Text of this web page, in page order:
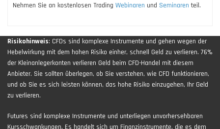
Nehmen Sie an kostenlosen Trading Webinaren und Seminaren teil.
Risikohinweis: CFDs sind komplexe Instrumente und gehen wegen der
Hebelwirkung mit dem hohen Risiko einher, schnell Geld zu verlieren. 76%
der Kleinanlegerkonten verlieren Geld beim CFD-Handel mit diesem
Anbieter. Sie sollten überlegen, ob Sie verstehen, wie CFD funktionieren,
und ob Sie es sich leisten können, das hohe Risiko einzugehen, Ihr Geld
zu verlieren.
Futures sind komplexe Instrumente und unterliegen unvorhersehbaren
Kursschwankungen. Es handelt sich um Finanzinstrumente, die es dem